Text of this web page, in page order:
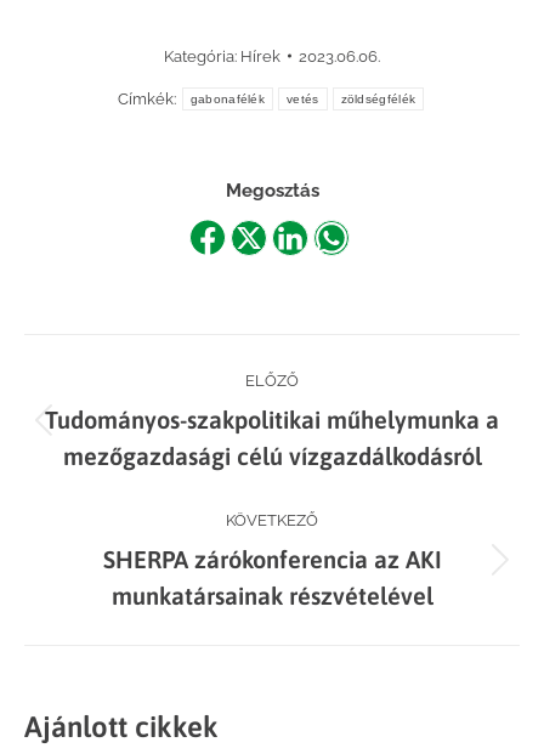
Kategória: Hírek 2023.06.06.
Címkék: gabonafélék vetés zöldségfélék
Megosztás
ShareShareShareShare
navigation
ELŐZŐ
Previous
post:
Tudományos-szakpolitikai műhelymunka a
mezőgazdasági célú vízgazdálkodásról
KÖVETKEZŐ
Next
post:
SHERPA zárókonferencia az AKI
munkatársainak részvételével
Ajánlott cikkek